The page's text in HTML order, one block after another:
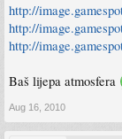
http://
http://
http://
Baš lijepa atmosfera
Aug 16, 2010